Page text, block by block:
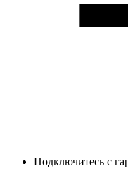
Подключитесь с